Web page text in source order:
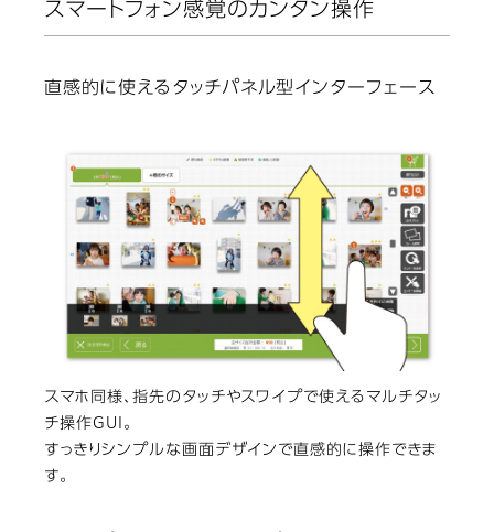
スマートフォン感覚のカンタン操作
直感的に使えるタッチパネル型インターフェース
スマホ同様、指先のタッチやスワイプで使えるマルチタッ
チ操作GUI。
すっきりシンプルな画面デザインで直感的に操作できま
す。